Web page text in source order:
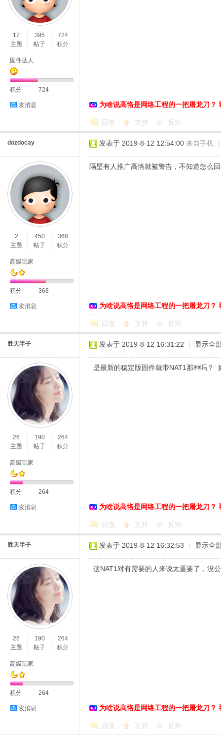
17
主题
395
帖子
724
积分
固件达人
积分 724
发消息 为啥说高恪是网络工程的一把屠龙刀？
回复 支持 反对
dozdocay
2
主题
450
帖子
368
积分
高级玩家
积分 368
发消息
发表于 2019-8-12 12:54:00 来自手机 |
隔壁有人推广高恪就被警告，不知道怎么
为啥说高恪是网络工程的一把屠龙刀？
回复 支持 反对
胜天半子
26
主题
190
帖子
264
积分
高级玩家
积分 264
发消息
发表于 2019-8-12 16:31:22 | 显示全
是最新的稳定版固件就带NAT1那种吗？
为啥说高恪是网络工程的一把屠龙刀？
回复 支持 反对
胜天半子
26
主题
190
帖子
264
积分
高级玩家
积分 264
发消息
发表于 2019-8-12 16:32:53 | 显示全
这NAT1对有需要的人来说太重要了，没
为啥说高恪是网络工程的一把屠龙刀？
回复 支持 反对